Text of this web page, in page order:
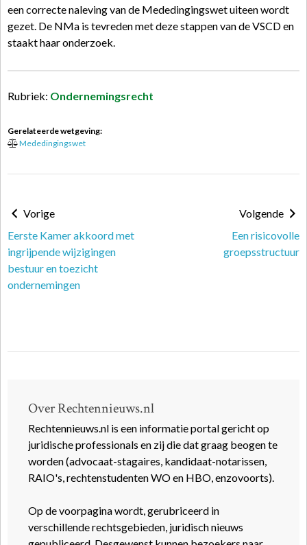
een correcte naleving van de Mededingingswet uiteen wordt
gezet. De NMa is tevreden met deze stappen van de VSCD en
staakt haar onderzoek.
Rubriek: Ondernemingsrecht
Gerelateerde wetgeving:
Mededingingswet
Vorige
Eerste Kamer akkoord met
ingrijpende wijzigingen
bestuur en toezicht
ondernemingen
Volgende
Een risicovolle
groepsstructuur
Over Rechtennieuws.nl
Rechtennieuws.nl is een informatie portal gericht op
juridische professionals en zij die dat graag beogen te
worden (advocaat-stagaires, kandidaat-notarissen,
RAIO's, rechtenstudenten WO en HBO, enzovoorts).
Op de voorpagina wordt, gerubriceerd in
verschillende rechtsgebieden, juridisch nieuws